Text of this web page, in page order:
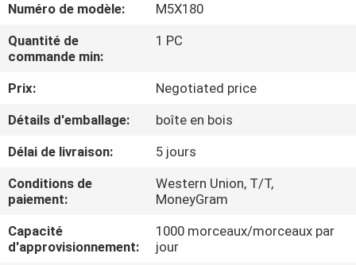
NOUS
D'USINE
CONTRÔLE
DE
QUALITÉ
CONTACTEZ-
Numéro de modèle:
M5X180
Quantité de
commande min:
1 PC
Prix:
Negotiated price
Détails d'emballage:
boîte en bois
Délai de livraison:
5 jours
Conditions de
paiement:
Western Union, T/T,
MoneyGram
Capacité
d'approvisionnement:
1000 morceaux/morceaux par
jour